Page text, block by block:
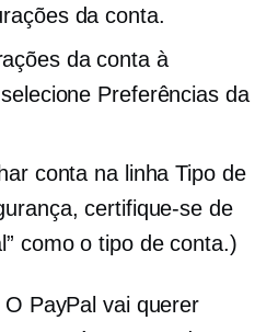
da conta.
da conta à
Preferências da
conta na linha Tipo de
certifique-se de
como o tipo de conta.)
PayPal vai querer